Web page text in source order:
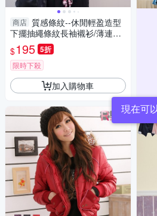
商店 質感條紋--休閒輕盈造型
下擺抽繩條紋長袖襯衫/薄連帽
外套(紅.藍2L-5L)-I110眼圈熊中
大尺碼
$195 5折
限時下殺
加入購物車